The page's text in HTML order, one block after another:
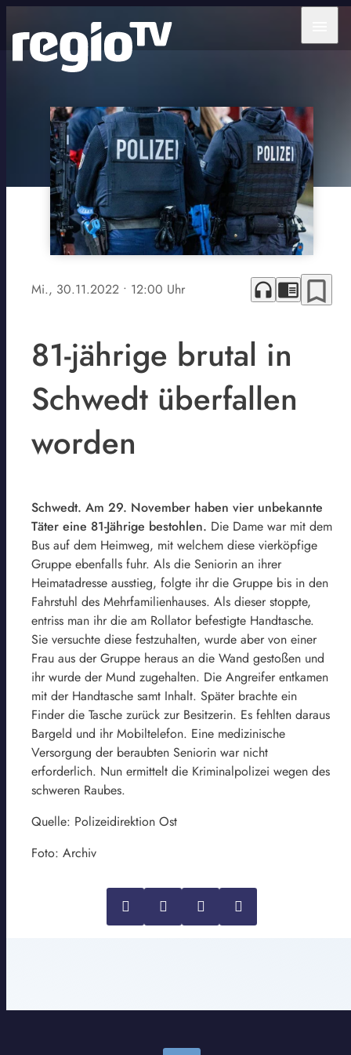
Mi., 30.11.2022 • 12:00 Uhr headphones chrome_reader_mode bookmark_border
81-jährige brutal in
Schwedt überfallen
worden
Schwedt. Am 29. November haben vier unbekannte
Täter eine 81-Jährige bestohlen. Die Dame war mit dem
Bus auf dem Heimweg, mit welchem diese vierköpfige
Gruppe ebenfalls fuhr. Als die Seniorin an ihrer
Heimatadresse ausstieg, folgte ihr die Gruppe bis in den
Fahrstuhl des Mehrfamilienhauses. Als dieser stoppte,
entriss man ihr die am Rollator befestigte Handtasche.
Sie versuchte diese festzuhalten, wurde aber von einer
Frau aus der Gruppe heraus an die Wand gestoßen und
ihr wurde der Mund zugehalten. Die Angreifer entkamen
mit der Handtasche samt Inhalt. Später brachte ein
Finder die Tasche zurück zur Besitzerin. Es fehlten daraus
Bargeld und ihr Mobiltelefon. Eine medizinische
Versorgung der beraubten Seniorin war nicht
erforderlich. Nun ermittelt die Kriminalpolizei wegen des
schweren Raubes.
Quelle: Polizeidirektion Ost
Foto: Archiv